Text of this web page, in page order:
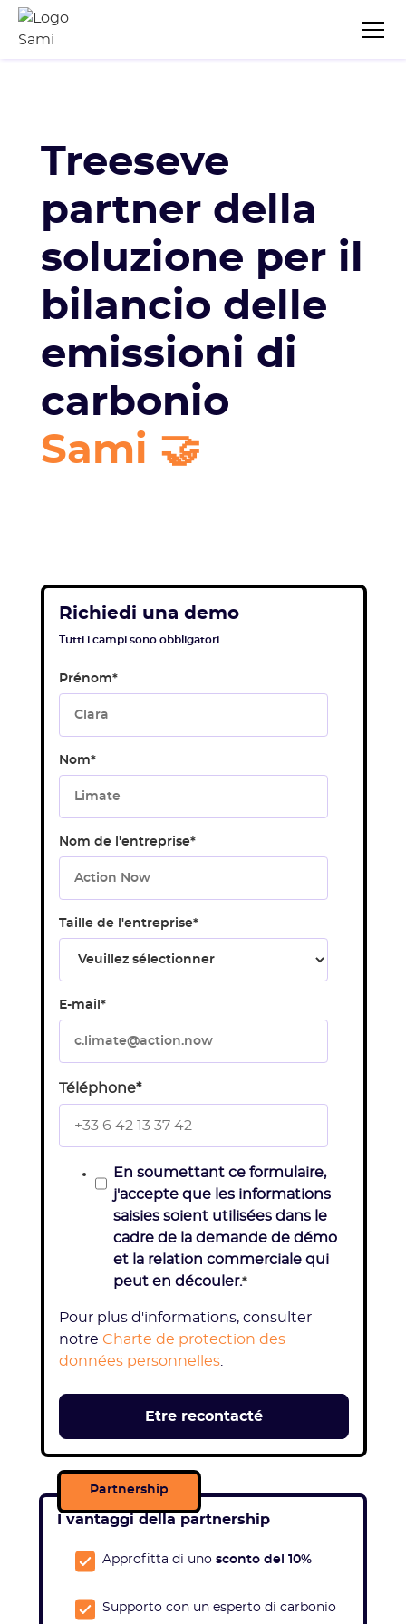
Treeseve
partner della
soluzione per il
bilancio delle
emissioni di
carbonio
Sami 🤝
Richiedi una demo
Tutti i campi sono obbligatori.
Prénom*
Nom*
Nom de l'entreprise*
Taille de l'entreprise*
E-mail *
Téléphone*
En soumettant ce formulaire,
j'accepte que les informations
saisies soient utilisées dans le
cadre de la demande de démo
et la relation commerciale qui
peut en découler.*
Pour plus d'informations, consulter
notre Charte de protection des
données personnelles.
I vantaggi della partnership
Approfitta di uno sconto del 10%
Supporto con un esperto di carbonio
Partnership